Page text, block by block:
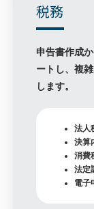
税務
申告書作成
ートし、複
します。
法人
決算
消費
法定
電子